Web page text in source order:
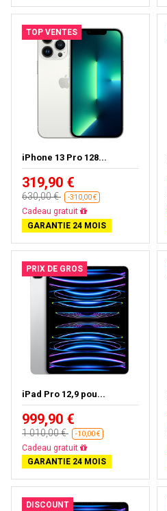
TOP VENTES
iPhone 13 Pro 128...
319,90 €
630,00 € -310,00 €
Livraison gratuite
GARANTIE 24 MOIS
PRIX DE GROS
iPad Pro 12,9 pou...
999,90 €
1 010,00 € -10,00 €
Presque épuisé
GARANTIE 24 MOIS
DISCOUNT